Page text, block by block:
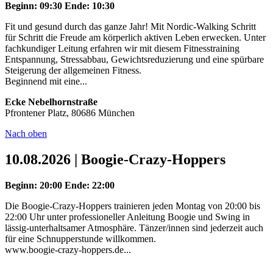
Beginn: 09:30 Ende: 10:30
Fit und gesund durch das ganze Jahr! Mit Nordic-Walking Schritt
für Schritt die Freude am körperlich aktiven Leben erwecken. Unter
fachkundiger Leitung erfahren wir mit diesem Fitnesstraining
Entspannung, Stressabbau, Gewichtsreduzierung und eine spürbare
Steigerung der allgemeinen Fitness.
Beginnend mit eine...
Ecke Nebelhornstraße
Pfrontener Platz, 80686 München
Nach oben
10.08.2026 | Boogie-Crazy-Hoppers
Beginn: 20:00 Ende: 22:00
Die Boogie-Crazy-Hoppers trainieren jeden Montag von 20:00 bis
22:00 Uhr unter professioneller Anleitung Boogie und Swing in
lässig-unterhaltsamer Atmosphäre. Tänzer/innen sind jederzeit auch
für eine Schnupperstunde willkommen.
www.boogie-crazy-hoppers.de...